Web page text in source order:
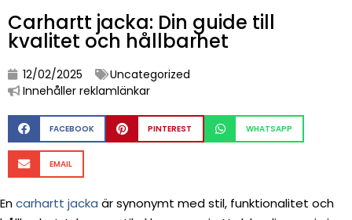
Carhartt jacka: Din guide till
kvalitet och hållbarhet
12/02/2025
Uncategorized
Innehåller reklamlänkar
FACEBOOK PINTEREST WHATSAPP
EMAIL
Encarhartt jacka är synonymt med stil, funktionalitet och